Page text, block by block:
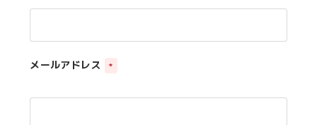
メールアドレス *